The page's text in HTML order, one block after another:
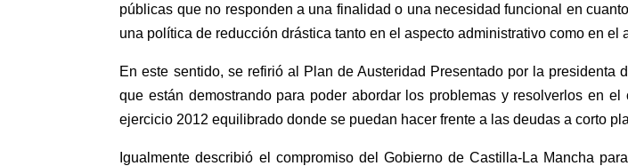
públicas que no responden a una finalidad o una necesidad funcional en
una política de reducción drástica tanto en el aspecto administrativo como en el
En este sentido, se refirió al Plan de Austeridad Presentado por la presidenta
que están demostrando para poder abordar los problemas y resolverlos en
ejercicio 2012 equilibrado donde se puedan hacer frente a las deudas a corto
Igualmente describió el compromiso del Gobierno de Castilla-La Mancha